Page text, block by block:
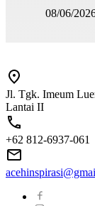
08/06/
Jl. Tgk. Imeum
Lantai II
+62 812-6937-061